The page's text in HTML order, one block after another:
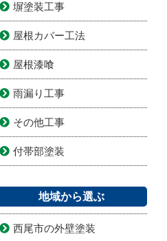
塀塗装工事
屋根カバー工法
屋根漆喰
雨漏り工事
その他工事
付帯部塗装
地域から選ぶ
西尾市の外壁塗装